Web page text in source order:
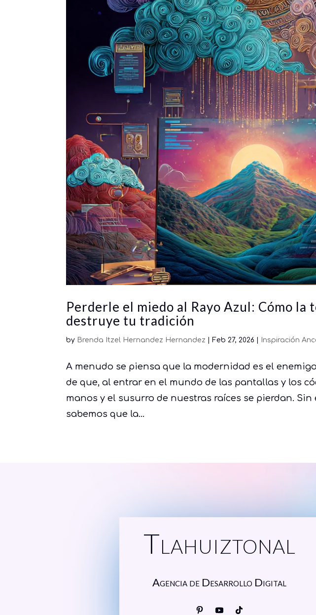
Perderle el miedo al Rayo Azul: Cómo la
destruye tu tradición
by Brenda Itzel Hernandez Hernandez Feb 27, 2026 Inspiración
A menudo se piensa que la modernidad es el
de que, al entrar en el mundo de las pantallas y los
manos y el susurro de nuestras raíces se pierdan.
sabemos que la...
Tlahuiztonal
Agencia de Desarrollo Digital